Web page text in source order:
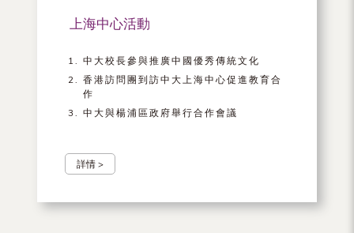
上海中心活動
中大校長參與推廣中國優秀傳統文化
香港訪問團到訪中大上海中心促進教育合
作
中大與楊浦區政府舉行合作會議
詳情 >